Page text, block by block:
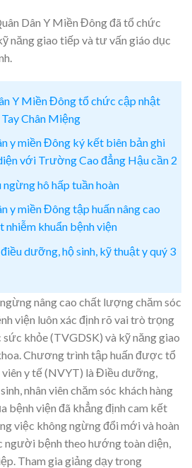
Dân Y Miền Đông đã tổ chức
năng giao tiếp và tư vấn giáo dục
Y Miền Đông tổ chức cập nhật
Chân Miệng
y miền Đông ký kết biên bản ghi
với Trường Cao đẳng Hậu cần 2
hô hấp tuần hoàn
y miền Đông tập huấn nâng cao
nhiễm khuẩn bệnh viện
dưỡng, hộ sinh, kỹ thuật y quý 3
nâng cao chất lượng chăm sóc
viện luôn xác định rõ vai trò trọng
khỏe (TVGDSK) và kỹ năng giao
Chương trình tập huấn được tổ
viên y tế (NVYT) là Điều dưỡng,
nhân viên chăm sóc khách hàng
bệnh viện đã khẳng định cam kết
việc không ngừng đổi mới và hoàn
người bệnh theo hướng toàn diện,
Tham gia giảng dạy trong